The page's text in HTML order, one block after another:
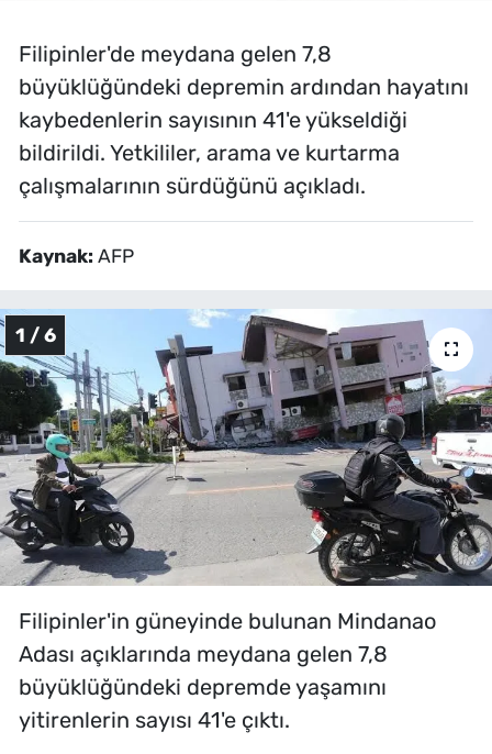
Filipinler'de meydana gelen 7,8
büyüklüğündeki depremin ardından hayatını
kaybedenlerin sayısının 41'e yükseldiği
bildirildi. Yetkililer, arama ve kurtarma
çalışmalarının sürdüğünü açıkladı.
Kaynak: AFP
1 / 6
Filipinler'in güneyinde bulunan Mindanao
Adası açıklarında meydana gelen 7,8
büyüklüğündeki depremde yaşamını
yitirenlerin sayısı 41'e çıktı.